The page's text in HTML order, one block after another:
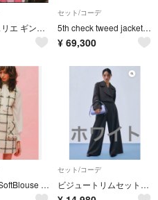
Sheller シェリエ ギンガム セットアップ ピンク
セット/コーデ
5th check tweed jacket culottes セットアップ
¥ 69,300
【sheller】SoftBlouse &Check Tweed Dress
セット/コーデ
ビジュートリムセットアップ